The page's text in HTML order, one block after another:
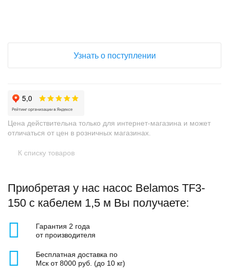
Узнать о поступлении
Цена действительна только для интернет-магазина и может
отличаться от цен в розничных магазинах.
К списку товаров
Приобретая у нас насос Belamos TF3-
150 с кабелем 1,5 м Вы получаете:
Гарантия 2 года
от производителя
Бесплатная доставка по
Мск от 8000 руб. (до 10 кг)